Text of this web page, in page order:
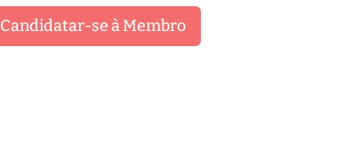
Candidatar-se à Membro